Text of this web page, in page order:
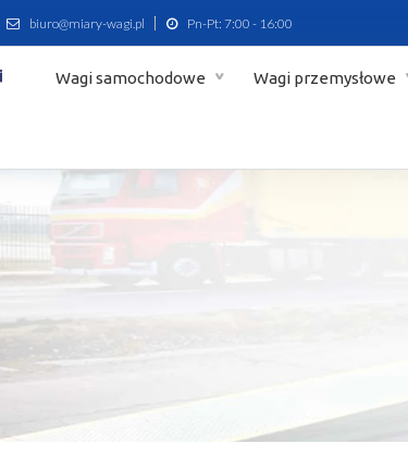
biuro@miary-wagi.pl Pn-Pt: 7:00 - 16:00
Wagi samochodowe Wagi przemysłowe